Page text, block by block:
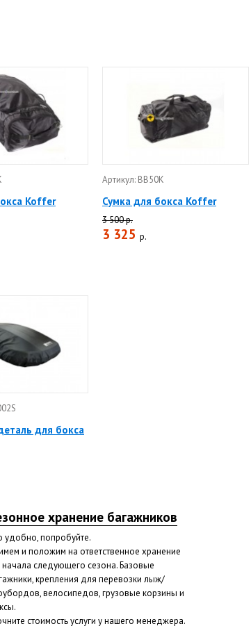
Koffer
Артикул: BB50K
Сумка для бокса Koffer
3 500 р.
3 325 р.
для бокса
хранение багажников
удобно, попробуйте.
и положим на ответственное хранение
следующего сезона. Базовые
крепления для перевозки лыж/
велосипедов, грузовые корзины и
стоимость услуги у нашего менеджера.